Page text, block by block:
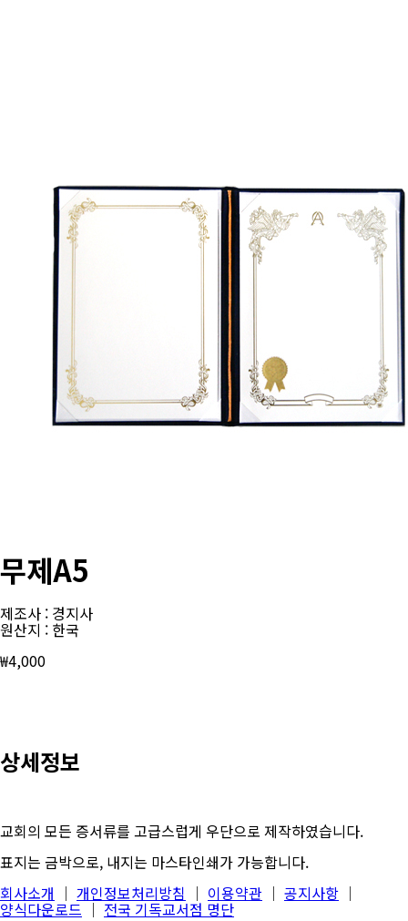
무제A5
제조사 : 경지사
원산지 : 한국
₩4,000
상세정보
교회의 모든 증서류를 고급스럽게 우단으로 제작하였습니다.
표지는 금박으로, 내지는 마스타인쇄가 가능합니다.
회사소개 │ 개인정보처리방침 │ 이용약관 │ 공지사항 │
양식다운로드 │ 전국 기독교서점 명단